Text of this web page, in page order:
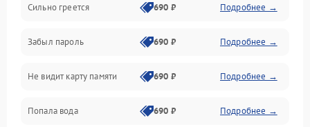
Дисплей
Экран (дисплей)
Связь
Разговор (микрофон, динамик)
Сильно греется 690 ₽ Подробнее →
Забыл пароль 690 ₽ Подробнее →
Не видит карту памяти 690 ₽ Подробнее →
Попала вода 690 ₽ Подробнее →